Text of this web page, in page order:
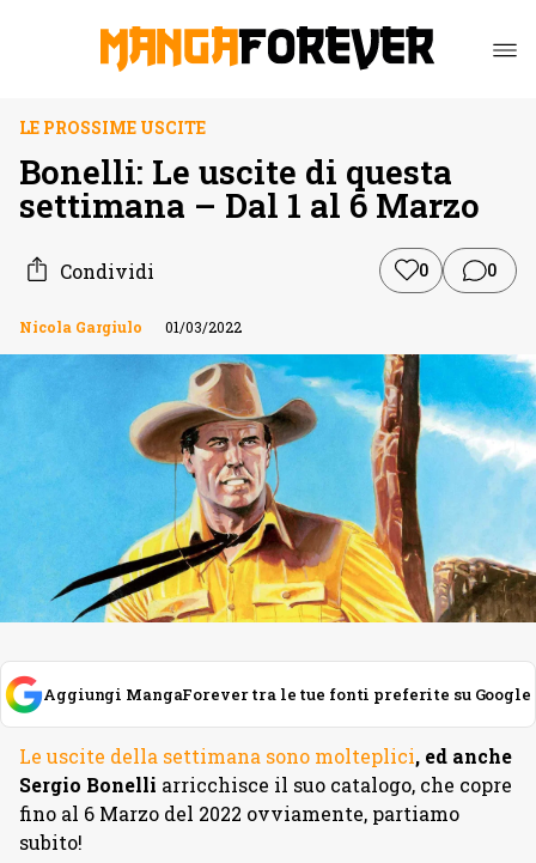
LE PROSSIME USCITE
Bonelli: Le uscite di questa
settimana – Dal 1 al 6 Marzo
Condividi 0 0
Nicola Gargiulo 01/03/2022
Aggiungi MangaForever tra le tue fonti preferite su Google
Le uscite della settimana sono molteplici, ed anche
Sergio Bonelli arricchisce il suo catalogo, che copre
fino al 6 Marzo del 2022 ovviamente, partiamo
subito!